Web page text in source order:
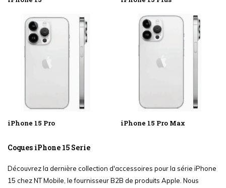
iPhone 15 Pro iPhone 15 Pro Max
Coques iPhone 15 Serie
Découvrez la dernière collection d'accessoires pour la série iPhone
15 chez NT Mobile, le fournisseur B2B de produits Apple. Nous